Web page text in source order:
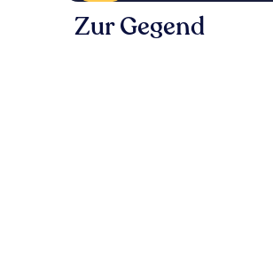
Zur Gegend